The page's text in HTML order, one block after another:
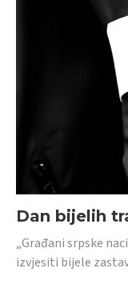
Dan bijelih
„Građani srpske
izvjesiti bijele